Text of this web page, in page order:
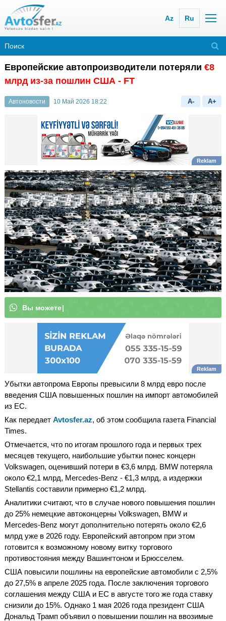
Az Ru
Европейские автопроизводители потеряли €8
млрд из-за пошлин США - FT
Автоновости 10 Май 2026 18:22 A- A+
Вы можете|
Убытки автопрома Европы превысили 8 млрд евро после
введения США повышенных пошлин на импорт автомобилей
из ЕС.
Как передает Avtosfer.az, об этом сообщила газета Financial
Times.
Отмечается, что по итогам прошлого года и первых трех
месяцев текущего, наибольшие убытки понес концерн
Volkswagen, оценивший потери в €3,6 млрд. BMW потеряла
около €2,1 млрд, Mercedes-Benz - €1,3 млрд, а издержки
Stellantis составили примерно €1,2 млрд.
Аналитики считают, что в случае нового повышения пошлин
до 25% немецкие автоконцерны Volkswagen, BMW и
Mercedes-Benz могут дополнительно потерять около €2,6
млрд уже в 2026 году. Европейский автопром при этом
готовится к возможному новому витку торгового
противостояния между Вашингтоном и Брюсселем.
США повысили пошлины на европейские автомобили с 2,5%
до 27,5% в апреле 2025 года. После заключения торгового
соглашения между США и ЕС в августе того же года ставку
снизили до 15%. Однако 1 мая 2026 года президент США
Дональд Трамп объявил о повышении пошлин на ввозимые